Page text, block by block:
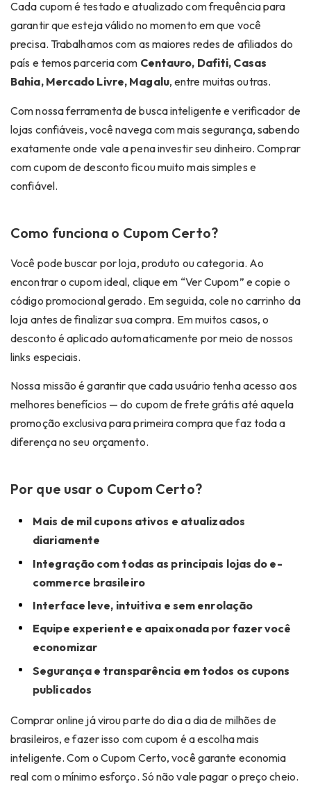
Cada cupom é testado e atualizado com frequência para
garantir que esteja válido no momento em que você
precisa. Trabalhamos com as maiores redes de afiliados do
país e temos parceria com Centauro, Dafiti, Casas
Bahia, Mercado Livre, Magalu, entre muitas outras.
Com nossa ferramenta de busca inteligente e verificador de
lojas confiáveis, você navega com mais segurança, sabendo
exatamente onde vale a pena investir seu dinheiro. Comprar
comcupom de descontoficou muito mais simples e
confiável.
Como funciona o Cupom Certo?
Você pode buscar por loja, produto ou categoria. Ao
encontrar o cupom ideal, clique em “Ver Cupom” e copie o
código promocional gerado. Em seguida, cole no carrinho da
loja antes de finalizar sua compra. Em muitos casos, o
desconto é aplicado automaticamente por meio de nossos
links especiais.
Nossa missão é garantir que cada usuário tenha acesso aos
melhores benefícios — do cupom de frete grátis até aquela
promoção exclusiva paraprimeira compraque faz toda a
diferença no seu orçamento.
Por que usar o Cupom Certo?
Mais de mil cupons ativos e atualizados
diariamente
Integração com todas as principais lojas do e-
commerce brasileiro
Interface leve, intuitiva e sem enrolação
Equipe experiente e apaixonada por fazer você
economizar
Segurança e transparência em todos os cupons
publicados
Comprar online já virou parte do dia a dia de milhões de
brasileiros, e fazer isso com cupom é a escolha mais
inteligente. Com o Cupom Certo, você garante economia
real com o mínimo esforço. Só não vale pagar o preço cheio.